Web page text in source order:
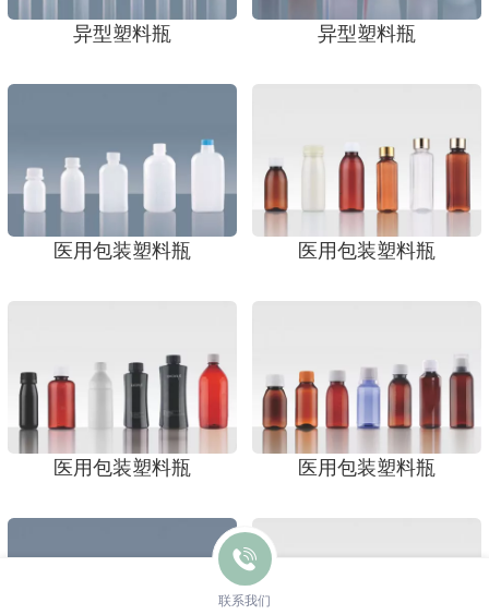
异型塑料瓶 异型塑料瓶
医用包装塑料瓶​ 医用包装塑料瓶​
医用包装塑料瓶​ 医用包装塑料瓶
联系我们